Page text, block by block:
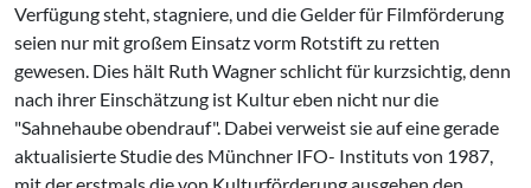
Verfügung steht, stag­niere, und die Gelder für Filmförde­rung
seien nur mit großem Einsatz vorm Rotstift zu retten
gewesen. Dies hält Ruth Wagner schlicht für kurzsichtig, denn
nach ihrer Ein­schätzung ist Kultur eben nicht nur die
"Sahnehaube obendrauf". Dabei verweist sie auf eine gerade
aktua­lisierte Studie des Münchner IFO- In­stituts von 1987,